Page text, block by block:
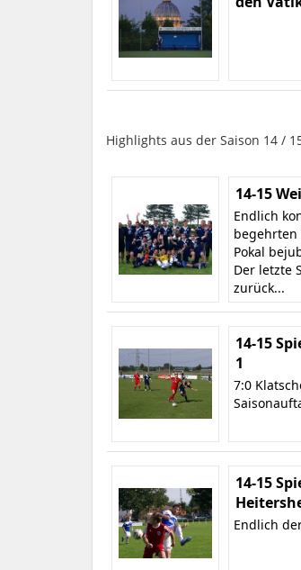
Highlights aus der Saison 14 /
14-15
Endlich
begehrten
Pokal
Der letzte
zurück...
14-15
1
7:0
14-15
Endlich